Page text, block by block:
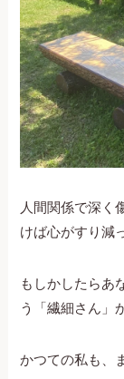
人間関係で深く
けば心がすり減
もしかしたらあ
う「繊細さん」
かつての私も、